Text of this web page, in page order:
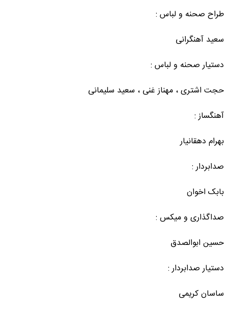
طراح صحنه و لباس :
سعید آهنگرانی
دستیار صحنه و لباس :
حجت اشتری ، مهناز غنی ، سعید سلیمانی
آهنگساز :
بهرام دهقانیار
صدابردار :
بابک اخوان
صداگذاری و میکس :
حسین ابوالصدق
دستیار صدابردار :
ساسان کریمی